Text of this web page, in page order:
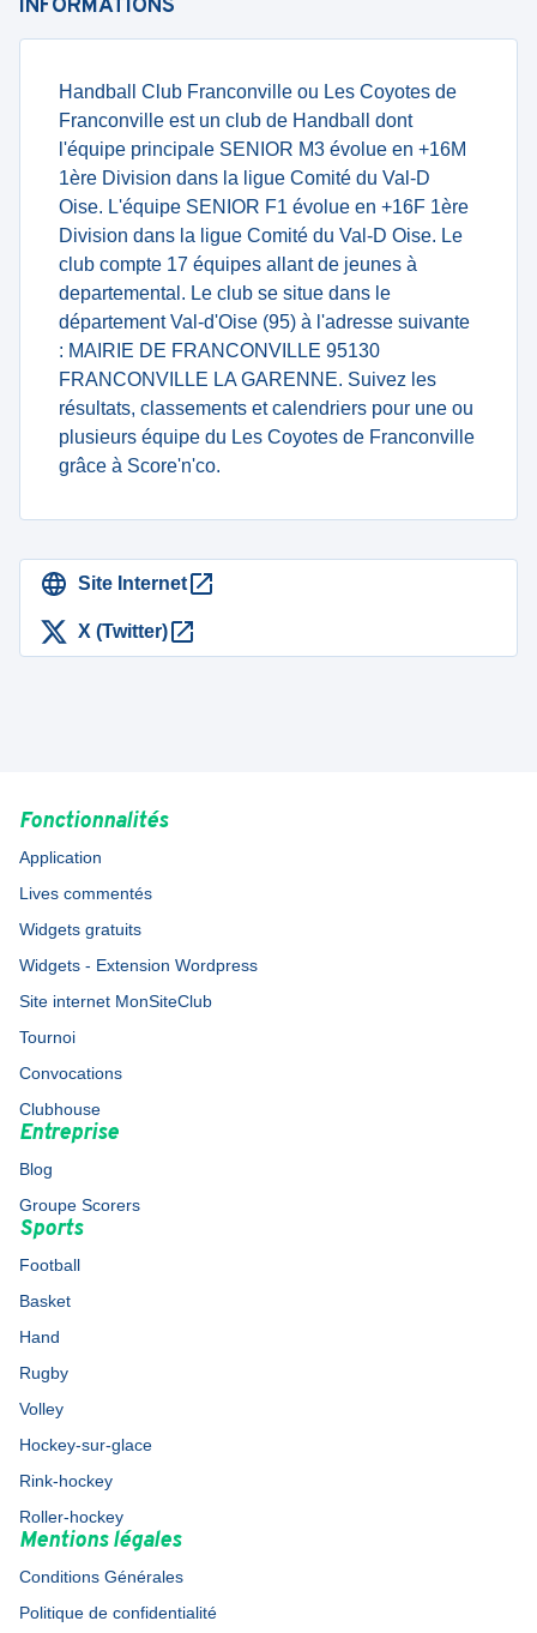
INFORMATIONS
Handball Club Franconville ou Les Coyotes de
Franconville est un club de Handball dont
l'équipe principale SENIOR M3 évolue en +16M
1ère Division dans la ligue Comité du Val-D
Oise. L'équipe SENIOR F1 évolue en +16F 1ère
Division dans la ligue Comité du Val-D Oise. Le
club compte 17 équipes allant de jeunes à
departemental. Le club se situe dans le
département Val-d'Oise (95) à l'adresse suivante
: MAIRIE DE FRANCONVILLE 95130
FRANCONVILLE LA GARENNE. Suivez les
résultats, classements et calendriers pour une ou
plusieurs équipe du Les Coyotes de Franconville
grâce à Score'n'co.
Site Internet
X (Twitter)
Fonctionnalités
Application
Lives commentés
Widgets gratuits
Widgets - Extension Wordpress
Site internet MonSiteClub
Tournoi
Convocations
Clubhouse
Entreprise
Blog
Groupe Scorers
Sports
Football
Basket
Hand
Rugby
Volley
Hockey-sur-glace
Rink-hockey
Roller-hockey
Mentions légales
Conditions Générales
Politique de confidentialité